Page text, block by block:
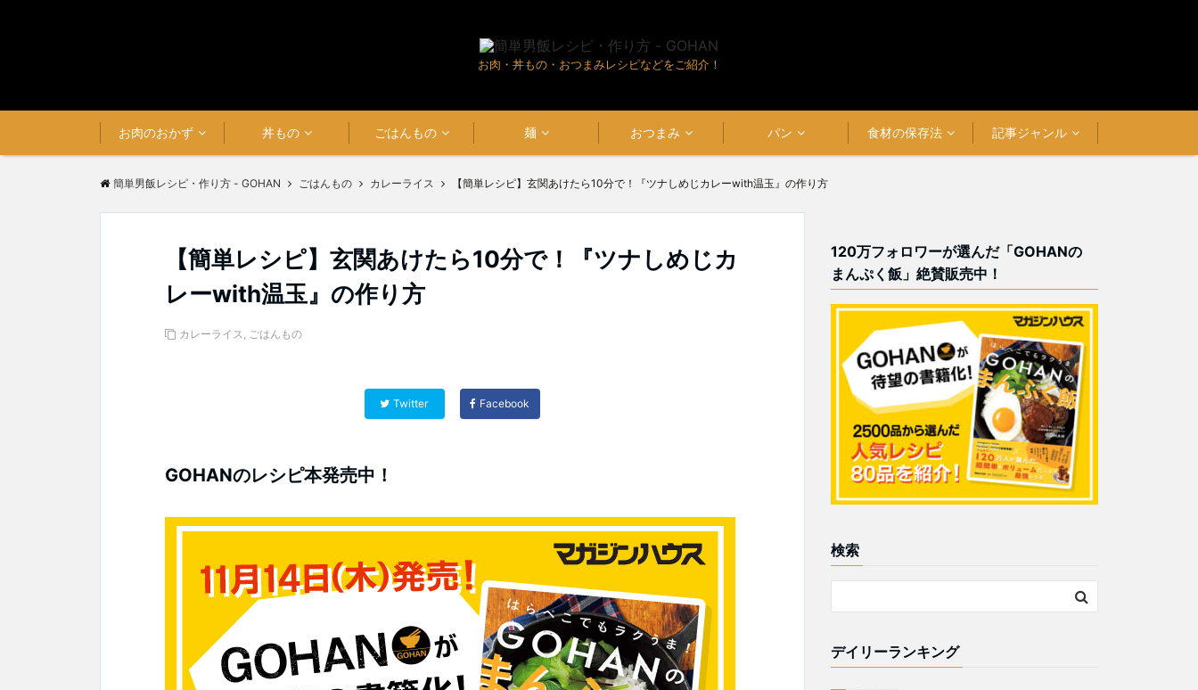
お肉・丼もの・おつまみレシピなどをご紹介！
お肉のおかず 丼もの ごはんもの 麺 おつまみ パン 食材の保存法 記事ジャンル
簡単男飯レシピ・作り方 - GOHAN ごはんもの カレーライス 【簡単レシピ】玄関あけたら10分で！『ツナしめじカレーwith温玉』の作り方
【簡単レシピ】玄関あけたら10分で！『ツナしめじカ
レーwith温玉』の作り方
カレーライス, ごはんもの
Twitter Facebook
GOHANのレシピ本発売中！
120万フォロワーが選んだ「GOHANの
まんぷく飯」絶賛販売中！
検索
デイリーランキング